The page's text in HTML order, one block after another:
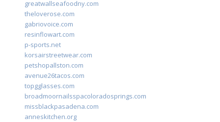
greatwallseafoodny.com
theloverose.com
gabriovoice.com
resinflowart.com
p-sports.net
korsairstreetwear.com
petshopallston.com
avenue26tacos.com
topgglasses.com
broadmoornailsspacoloradosprings.com
missblackpasadena.com
anneskitchen.org